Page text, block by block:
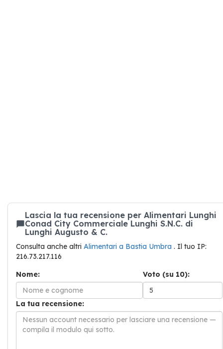
Lascia la tua recensione per Alimentari Lunghi
Conad City Commerciale Lunghi S.N.C. di
Lunghi Augusto & C.
Consulta anche altri Alimentari a Bastia Umbra . Il tuo IP:
216.73.217.116
Nome:
Voto (su 10):
La tua recensione: